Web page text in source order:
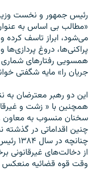
رئیس جمهور و نخست
«مطالب بى اساس به
مى‌شود، ابراز تاسف کرده
پراکنى‌ها، دروغ پردازى‌ها
همسویى رفتارهاى شمارى
جریان را» مایه شگفتى
این دو رهبر معترضان به
همچنین با « زشت و
سخنان منسوب به معاون
چنین اقداماتى در گذشته
از دخالت‌هاى غیرقانونى
وقت قوه قضائیه منعکس